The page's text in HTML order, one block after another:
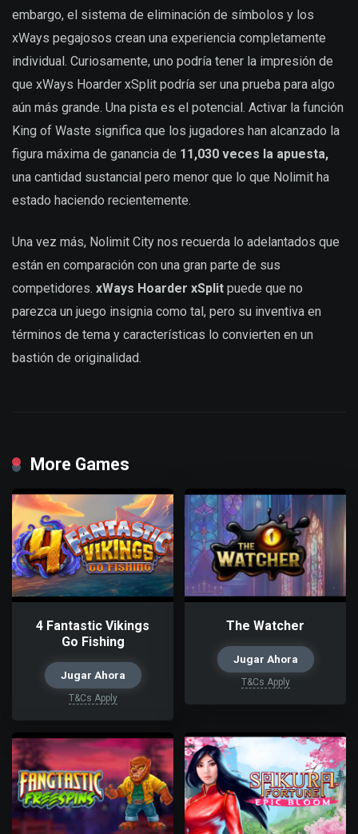
embargo, el sistema de eliminación de símbolos y los
xWays pegajosos crean una experiencia completamente
individual. Curiosamente, uno podría tener la impresión de
que xWays Hoarder xSplit podría ser una prueba para algo
aún más grande. Una pista es el potencial. Activar la función
King of Waste significa que los jugadores han alcanzado la
figura máxima de ganancia de 11,030 veces la apuesta,
una cantidad sustancial pero menor que lo que Nolimit ha
estado haciendo recientemente.
Una vez más, Nolimit City nos recuerda lo adelantados que
están en comparación con una gran parte de sus
competidores. xWays Hoarder xSplit puede que no
parezca un juego insignia como tal, pero su inventiva en
términos de tema y características lo convierten en un
bastión de originalidad.
More Games
4 Fantastic Vikings
Go Fishing
Jugar Ahora
T&Cs Apply
The Watcher
Jugar Ahora
T&Cs Apply